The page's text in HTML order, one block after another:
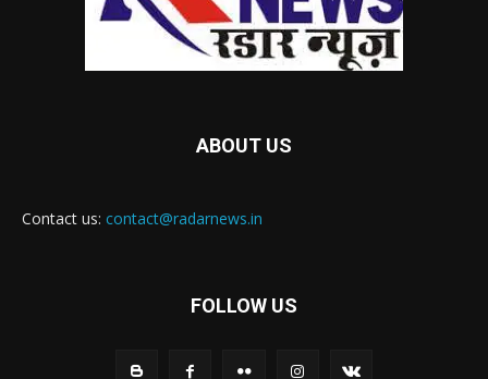
ABOUT US
Contact us: contact@radarnews.in
FOLLOW US